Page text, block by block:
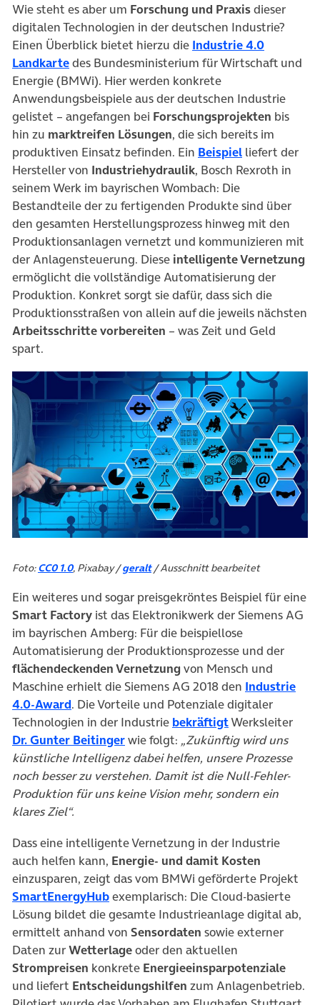
Wie steht es aber um Forschung und Praxisdieser
digitalen Technologien in der deutschen Industrie?
Einen Überblick bietet hierzu die Industrie 4.0
Landkarte(öffnet in neuem Tab)
des Bundesministerium für Wirtschaft und
Energie (BMWi). Hier werden konkrete
Anwendungsbeispiele aus der deutschen Industrie
gelistet ­– angefangen bei Forschungsprojekten bis
hin zu marktreifen Lösungen, die sich bereits im
produktiven Einsatz befinden. Ein Beispiel(öffnet in
liefert der
Hersteller von Industriehydraulik, Bosch Rexroth in
seinem Werk im bayrischen Wombach: Die
Bestandteile der zu fertigenden Produkte sind über
den gesamten Herstellungsprozess hinweg mit den
Produktionsanlagen vernetzt und kommunizieren mit
der Anlagensteuerung. Diese intelligente Vernetzung
ermöglicht die vollständige Automatisierung der
Produktion. Konkret sorgt sie dafür, dass sich die
Produktionsstraßen von allein auf die jeweils nächsten
Arbeitsschritte vorbereiten – was Zeit und Geld
spart.
Foto:CC0 1.0, Pixabay /geralt(öffnet in neuem Tab)
/ Ausschnitt bearbeitet
Ein weiteres und sogar preisgekröntes Beispiel für eine
Smart Factory ist das Elektronikwerk der Siemens AG
im bayrischen Amberg: Für die beispiellose
Automatisierung der Produktionsprozesse und der
flächendeckenden Vernetzung von Mensch und
Maschine erhielt die Siemens AG 2018 den Industrie
4.0-Award(öffnet in neuem Tab)
. Die Vorteile und Potenziale digitaler
Technologien in der Industrie bekräftigt(öffnet in
Werksleiter
Dr. Gunter Beitinger(öffnet in neuem Tab)
wie folgt: „Zukünftig wird uns
künstliche Intelligenz dabei helfen, unsere Prozesse
noch besser zu verstehen. Damit ist die Null-Fehler-
Produktion für uns keine Vision mehr, sondern ein
klares Ziel“.
Dass eine intelligente Vernetzung in der Industrie
auch helfen kann, Energie- und damit Kosten
einzusparen, zeigt das vom BMWi geförderte Projekt
SmartEnergyHub(öffnet in neuem Tab)
exemplarisch: Die Cloud-basierte
Lösung bildet die gesamte Industrieanlage digital ab,
ermittelt anhand von Sensordaten sowie externer
Daten zurWetterlageoder den aktuellen
Strompreisen konkrete Energieeinsparpotenziale
und liefert Entscheidungshilfen zum Anlagenbetrieb.